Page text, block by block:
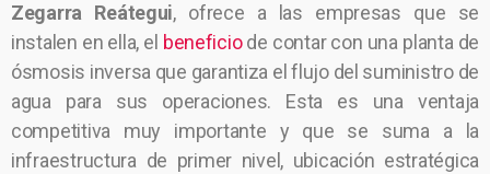
Zegarra Reátegui, ofrece a las empresas que se
instalen en ella, el beneficiode contar con una planta de
ósmosis inversa que garantiza el flujo del suministro de
agua para sus operaciones. Esta es una ventaja
competitiva muy importante y que se suma a la
infraestructura de primer nivel, ubicación estratégica